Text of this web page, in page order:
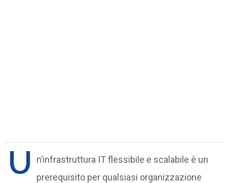
U
n’infrastruttura IT flessibile e scalabile è un
prerequisito per qualsiasi organizzazione